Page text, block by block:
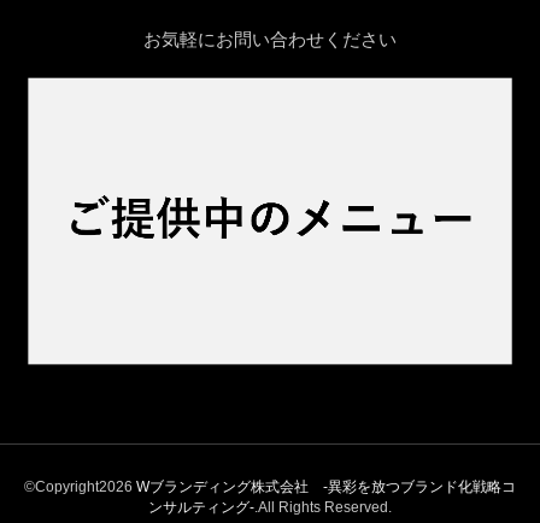
お気軽にお問い合わせください
©Copyright2026 Wブランディング株式会社 -異彩を放つブランド化戦略コ
ンサルティング‐ .All Rights Reserved.